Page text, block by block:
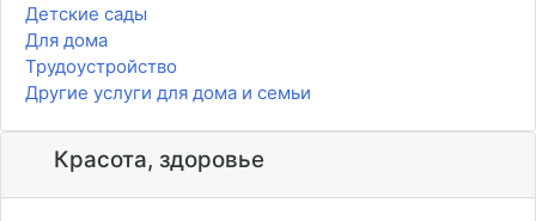
Детские сады
Для дома
Трудоустройство
Другие услуги для дома и семьи
Красота, здоровье